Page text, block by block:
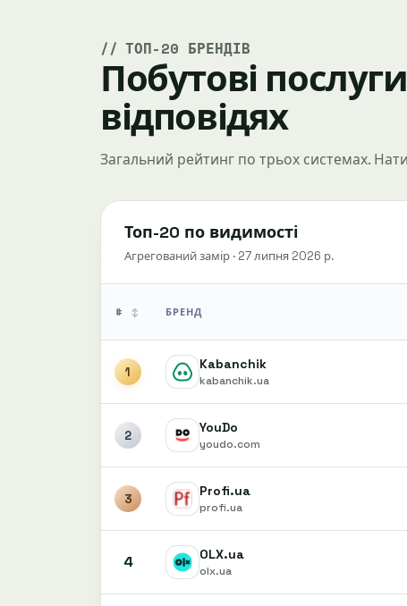
ТОП-20 БРЕНДІВ
Побутові
відповідях
Загальний рейтинг по трьох системах.
Топ-20 по видимості
Агрегований замір · 27 липня 2026 р.
# ↕ БРЕНД
1 Kabanchik
kabanchik.ua
2 YouDo
youdo.com
3 Profi.ua
profi.ua
4 OLX.ua
olx.ua